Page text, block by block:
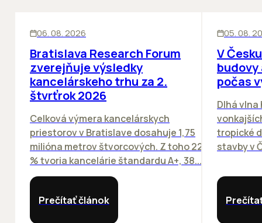
06. 08. 2026
Bratislava Research Forum
zverejňuje výsledky
kancelárskeho trhu za 2.
štvrťrok 2026
Celková výmera kancelárskych
priestorov v Bratislave dosahuje 1,75
milióna metrov štvorcových. Z toho 22
% tvoria kancelárie štandardu A+, 38...
Prečítať článok
05. 08.
V
počas
Dlhá
tropické
stavby v